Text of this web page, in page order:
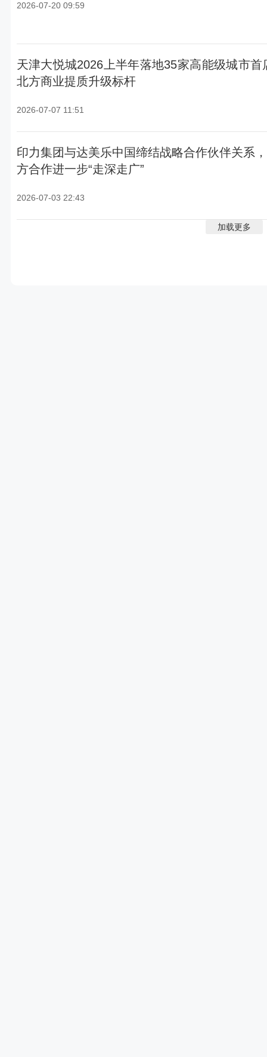
2026-07-20 09:59
天津大悦城2026上半年落地35家高能级城市首
北方商业提质升级标杆
2026-07-07 11:51
印力集团与达美乐中国缔结战略合作伙伴关系
方合作进一步“走深走广”
2026-07-03 22:43
加载更多